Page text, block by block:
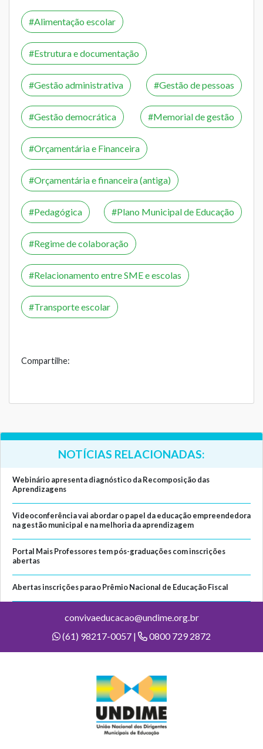
Alimentação escolar
Estrutura e documentação
Gestão administrativa Gestão de pessoas
Gestão democrática Memorial de gestão
Orçamentária e Financeira
Orçamentária e financeira (antiga)
Pedagógica Plano Municipal de Educação
Regime de colaboração
Relacionamento entre SME e escolas
Transporte escolar
Compartilhe:
NOTÍCIAS RELACIONADAS:
Webinário apresenta diagnóstico da Recomposição das
Aprendizagens
Videoconferência vai abordar o papel da educação empreendedora
na gestão municipal e na melhoria da aprendizagem
Portal Mais Professores tem pós-graduações com inscrições
abertas
Abertas inscrições para o Prêmio Nacional de Educação Fiscal
convivaeducacao@undime.org.br
(61) 98217-0057 |
0800 729 2872